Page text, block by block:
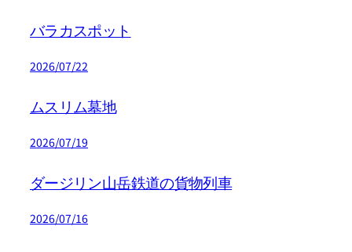
バラカスポット
2026/07/22
ムスリム墓地
2026/07/19
ダージリン山岳鉄道の貨物列車
2026/07/16